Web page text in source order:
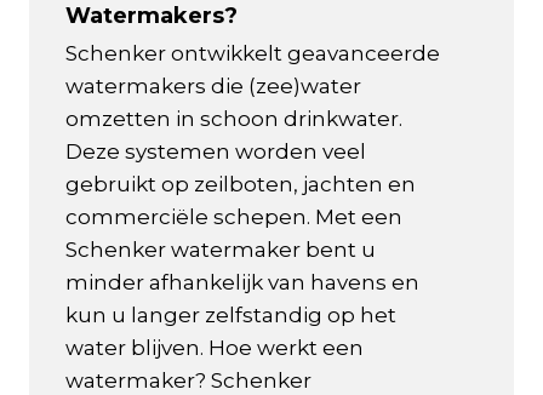
Watermakers?
Schenker ontwikkelt geavanceerde
watermakers die (zee)water
omzetten in schoon drinkwater.
Deze systemen worden veel
gebruikt op zeilboten, jachten en
commerciële schepen. Met een
Schenker watermaker bent u
minder afhankelijk van havens en
kun u langer zelfstandig op het
water blijven. Hoe werkt een
watermaker? Schenker